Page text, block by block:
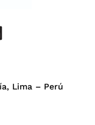
Lima – Perú